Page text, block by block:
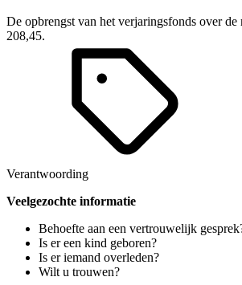
De opbrengst van het verjaringsfonds over de
208,45.
Verantwoording
Veelgezochte informatie
Behoefte aan een vertrouwelijk
Is er een kind geboren?
Is er iemand overleden?
Wilt u trouwen?